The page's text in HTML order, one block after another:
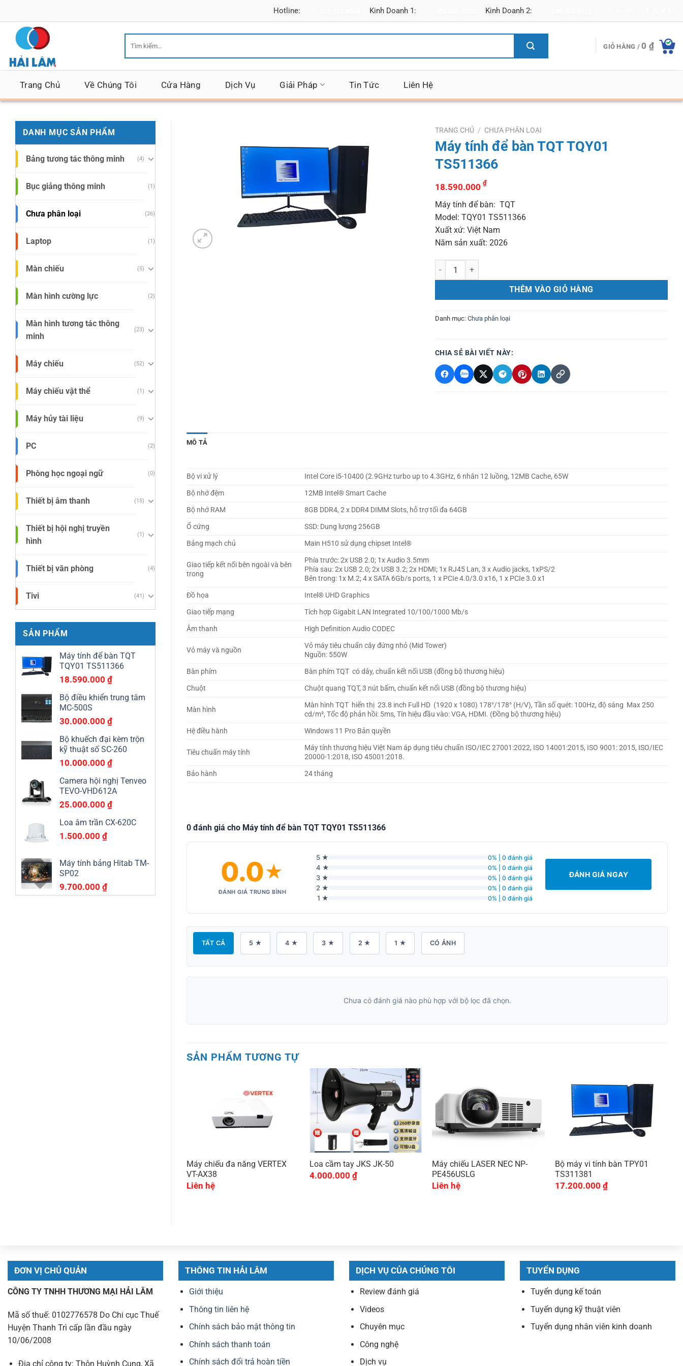
dung
Hotline: Kinh Doanh 1: Kinh Doanh 2:
kiếm:
GIỎ HÀNG /0 ₫
Trang Chủ Về Chúng Tôi Cửa Hàng Dịch Vụ Giải Pháp Tin Tức Liên Hệ
DANH MỤC SẢN PHẨM
Bảng tương tác thông minh (4)
Bục giảng thông minh (1)
Chưa phân loại (26)
Laptop (1)
Màn chiếu (5)
Màn hình cường lực (2)
Màn hình tương tác thông
minh
(23)
Máy chiếu (52)
Máy chiếu vật thể (1)
Máy hủy tài liệu (9)
PC (2)
Phòng học ngoại ngữ (0)
Thiết bị âm thanh (15)
Thiết bị hội nghị truyền
hình
(1)
Thiết bị văn phòng (4)
Tivi (41)
SẢN PHẨM
Máy tính để bàn TQT
TQY01 TS511366
18.590.000 ₫
Bộ điều khiển trung tâm
MC-500S
30.000.000 ₫
Bộ khuếch đại kèm trộn
kỹ thuật số SC-260
10.000.000 ₫
Camera hội nghị Tenveo
TEVO-VHD612A
25.000.000 ₫
Loa âm trần CX-620C
1.500.000 ₫
Máy tính bảng Hitab TM-
SP02
9.700.000 ₫
TRANG CHỦ / CHƯA PHÂN LOẠI
Máy tính để bàn TQT TQY01
TS511366
18.590.000 ₫
Máy tính để bàn: TQT
Model: TQY01 TS511366
Xuất xứ: Việt Nam
Năm sản xuất: 2026
Máy tính để bàn TQT TQY01 TS511366 số lượng
THÊM VÀO GIỎ HÀNG
Danh mục: Chưa phân loại
CHIA SẺ BÀI VIẾT NÀY:
MÔ TẢ
Bộ vi xử lý
Intel Core i5-10400 (2.9GHz turbo up to 4.3GHz, 6 nhân 12 luồng, 12MB Cache, 65W
Bộ nhớ đệm
12MB Intel® Smart Cache
Bộ nhớ RAM
8GB DDR4, 2 x DDR4 DIMM Slots, hỗ trợ tối đa 64GB
Ổ cứng
SSD: Dung lượng 256GB
Bảng mạch chủ
Main H510 sử dụng chipset Intel®
Giao tiếp kết nối bên ngoài và bên
trong
Phía trước: 2x USB 2.0; 1x Audio 3.5mm
Phía sau: 2x USB 2.0; 2x USB 3.2; 2x HDMI; 1x RJ45 Lan, 3 x Audio jacks, 1xPS/2
Bên trong: 1x M.2; 4 x SATA 6Gb/s ports, 1 x PCIe 4.0/3.0 x16, 1 x PCIe 3.0 x1
Đồ họa
Intel® UHD Graphics
Giao tiếp mạng
Tích hợp Gigabit LAN Integrated 10/100/1000 Mb/s
Âm thanh
High Definition Audio CODEC
Vỏ máy và nguồn
Vỏ máy tiêu chuẩn cây đứng nhỏ (Mid Tower)
Nguồn: 550W
Bàn phím
Bàn phím TQT có dây, chuẩn kết nối USB (đồng bộ thương hiệu)
Chuột
Chuột quang TQT, 3 nút bấm, chuẩn kết nối USB (đồng bộ thương hiệu)
Màn hình
Màn hình TQT hiển thị 23.8 inch Full HD (1920 x 1080) 178°/178° (H/V), Tần số quét: 100Hz, độ sáng Max 250
cd/m², Tốc độ phản hồi: 5ms, Tín hiệu đầu vào: VGA, HDMI. (Đồng bộ thương hiệu)
Hệ điều hành
Windows 11 Pro Bản quyền
Tiêu chuẩn máy tính
Máy tính thương hiệu Việt Nam áp dụng tiêu chuẩn ISO/IEC 27001:2022, ISO 14001:2015, ISO 9001: 2015, ISO/IEC
20000-1:2018, ISO 45001:2018.
Bảo hành
24 tháng
0 đánh giá cho Máy tính để bàn TQT TQY01 TS511366
0.0★
ĐÁNH GIÁ TRUNG BÌNH
5 ★ 0% | 0 đánh giá
4 ★ 0% | 0 đánh giá
3 ★ 0% | 0 đánh giá
2 ★ 0% | 0 đánh giá
1 ★ 0% | 0 đánh giá
ĐÁNH GIÁ NGAY
TẤT CẢ 5 ★ 4 ★ 3 ★ 2 ★ 1 ★ CÓ ẢNH
Chưa có đánh giá nào phù hợp với bộ lọc đã chọn.
SẢN PHẨM TƯƠNG TỰ
Máy chiếu đa năng VERTEX
VT-AX38
Liên hệ
Loa cầm tay JKS JK-50
4.000.000 ₫
Máy chiếu LASER NEC NP-
PE456USLG
Liên hệ
Bộ máy vi tính bàn TPY01
TS311381
17.200.000₫
ĐƠN VỊ CHỦ QUẢN
CÔNG TY TNHH THƯƠNG MẠI HẢI LÂM
Mã số thuế: 0102776578 Do Chi cục Thuế
Huyện Thanh Trì cấp lần đầu ngày
10/06/2008
Địa chỉ công ty: Thôn Huỳnh Cung, Xã
THÔNG TIN HẢI LÂM
Giới thiệu
Thông tin liên hệ
Chính sách bảo mật thông tin
Chính sách thanh toán
Chính sách đổi trả hoàn tiền
DỊCH VỤ CỦA CHÚNG TÔI
Review đánh giá
Videos
Chuyên mục
Công nghệ
Dịch vụ
TUYỂN DỤNG
Tuyển dụng kế toán
Tuyển dụng kỹ thuật viên
Tuyển dụng nhân viên kinh doanh